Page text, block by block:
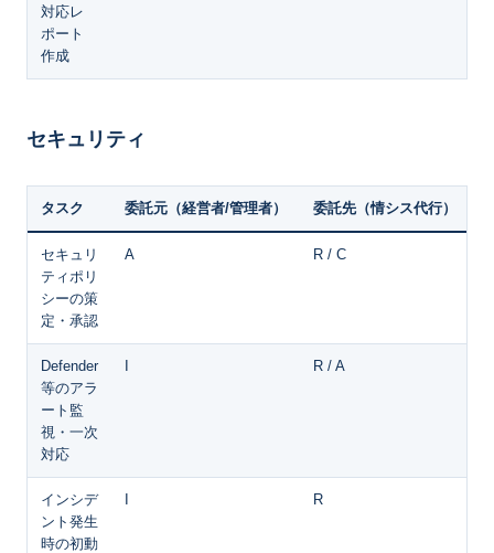
対応レ
ポート
作成
セキュリティ
タスク 委託元（経営者/管理者） 委託先（情シス代行）
セキュリ
ティポリ
シーの策
定・承認
A R / C
Defender
等のアラ
ート監
視・一次
対応
R / A
インシデ
ント発生
時の初動
R